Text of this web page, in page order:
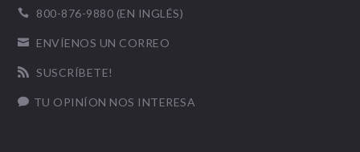
 800-876-9880 (EN INGLÉS)
 ENVÍENOS UN CORREO
 SUSCRÍBETE!
 TU OPINÍON NOS INTERESA